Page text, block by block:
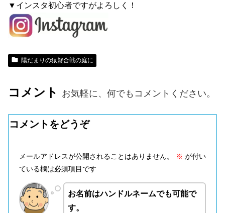
▼インスタ初心者ですがよろしく！
陽だまりの猿蟹合戦の庭に
コメント お気軽に、何でもコメントください。
コメントをどうぞ
メールアドレスが公開されることはありません。 ※ が付い
ている欄は必須項目です
お名前はハンドルネームでも可能で
す。